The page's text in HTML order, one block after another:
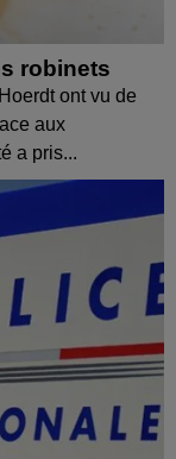
robinets
ont vu de
aux
a pris...